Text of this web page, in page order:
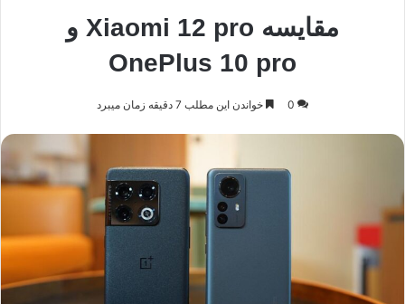
مقایسه Xiaomi 12 pro و
OnePlus 10 pro
0 خواندن این مطلب 7 دقیقه زمان میبرد